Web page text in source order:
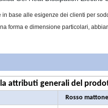
base alle esigenze dei clienti per
forma e dimensione particolari,
attributi generali del
Rosso mattone